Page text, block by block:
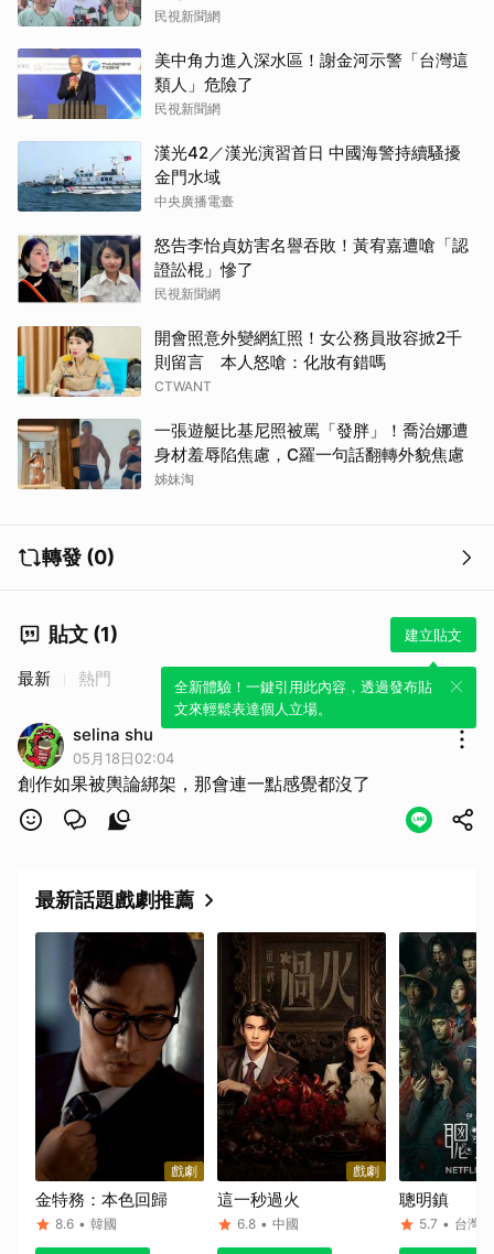
民視新聞網
美中角力進入深水區！謝金河示警「台灣這
類人」危險了
民視新聞網
漢光42／漢光演習首日 中國海警持續騷擾
金門水域
中央廣播電臺
怒告李怡貞妨害名譽吞敗！黃宥嘉遭嗆「認
證訟棍」慘了
民視新聞網
開會照意外變網紅照！女公務員妝容掀2千
則留言 本人怒嗆：化妝有錯嗎
CTWANT
一張遊艇比基尼照被罵「發胖」！喬治娜遭
身材羞辱陷焦慮，C羅一句話翻轉外貌焦慮
姊妹淘
轉發 (0)
貼文 (1) 建立貼文
全新體驗！一鍵引用此內容，透過發布貼
文來輕鬆表達個人立場。
最新 熱門
selina shu
05月18日02:04
創作如果被輿論綁架，那會連一點感覺都沒了
最新話題戲劇推薦
戲劇
金特務：本色回歸
8.6 • 韓國
戲劇
這一秒過火
6.8 • 中國
聰明鎮
5.7 • 台灣
取消